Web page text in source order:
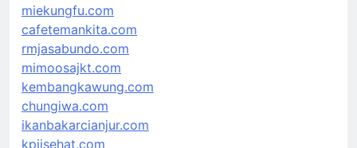
miekungfu.com
cafetemankita.com
rmjasabundo.com
mimoosajkt.com
kembangkawung.com
chungiwa.com
ikanbakarcianjur.com
kpjisehat.com